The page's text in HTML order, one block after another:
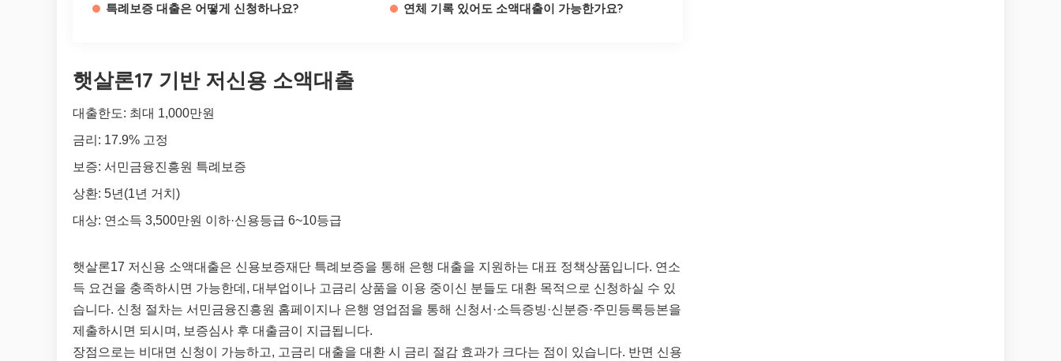
특례보증 대출은 어떻게 신청하나요?
연체 기록 있어도 소액대출이 가능한가요?
햇살론17 기반 저신용 소액대출
대출한도: 최대 1,000만원
금리: 17.9% 고정
보증: 서민금융진흥원 특례보증
상환: 5년(1년 거치)
대상: 연소득 3,500만원 이하·신용등급 6~10등급
햇살론17 저신용 소액대출은 신용보증재단 특례보증을 통해 은행 대출을 지원하는 대표 정책상품입니다. 연소
득 요건을 충족하시면 가능한데, 대부업이나 고금리 상품을 이용 중이신 분들도 대환 목적으로 신청하실 수 있
습니다. 신청 절차는 서민금융진흥원 홈페이지나 은행 영업점을 통해 신청서·소득증빙·신분증·주민등록등본을
제출하시면 되시며, 보증심사 후 대출금이 지급됩니다.
장점으로는 비대면 신청이 가능하고, 고금리 대출을 대환 시 금리 절감 효과가 크다는 점이 있습니다. 반면 신용